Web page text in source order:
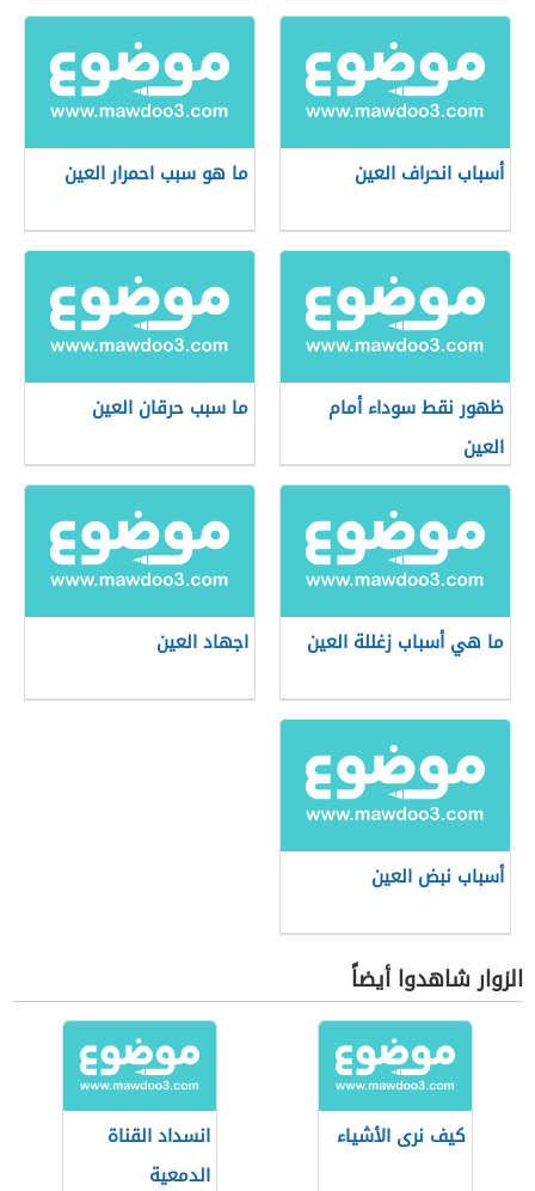
أسباب انحراف العين ما هو سبب احمرار العين
ظهور نقط سوداء أمام
العين
ما سبب حرقان العين
ما هي أسباب زغللة العين اجهاد العين
أسباب نبض العين
الزوار شاهدوا أيضاً
كيف نرى الأشياء
انسداد القناة
الدمعية